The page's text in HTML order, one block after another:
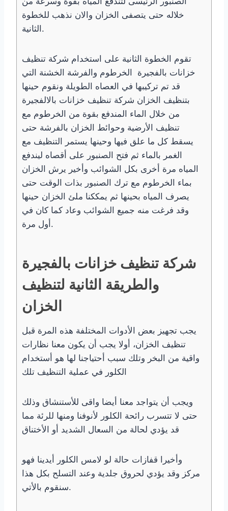
خلاله حتى يتصفى الخزان والان نذهب للخطوة
الثانية.
تقوم الخطوة الثانية على استخدام شركة تنظيف
خزانات بالفجيرة الخرطوم والفرشة الخشنة التي
قد تم تركيبها في العصاه الطويلة ونقوم حينها
بتنظيف الخزان شركة تنظيف خزانات بالالفجيرة
من خلال الماء المندفع بقوة من الخرطوم مع
تنظيف الأرضية وحوائط الخزان بالفرشة حتى
يسقط كل ما علق فيها وحينها يستمر التنظيف مع
الغمر بالماء ثم فتح الصنبور على أقصاه ليندفع
المياه مرة أخرى بكل الشوائب وأخير يرش الخزان
بماء الخرطوم مع ترك الصنبور بذات الوقت حتى
يصرف المياه بحينها ثم يمككنا ملئ الخزان حينها
وقد فرغت منه جميع الشوائب وعاد كما كان في
أول مرة.
شركة تنظيف خزانات بالفجيرة
والطريقة الثانية لتنظيف
الخزان
يجب تجهيز بعض الأدوات المختلفة هذه المرة قبل
تنظيف الخزان، أولا يجب أن يكون معنا نظارات
واقية من البخر وتلك سبب أحتياجنا لها هو أستخدام
الكلور في عملية التنظيف تلك
ويجب أن يتواجد معنا أيضا واقى للأستنشاق وذلك
حتى لا تتسرب رائحة الكلور لأنوفنا ومنها للرئة مما
قد يؤدي لحالة من السعال الشديد أو الأختناق
وأخيرا قفازات حالة لو لامس الكلور أيدينا فهو
مركز وقد يؤدي لحروق جلدية وعند التسلح بكل هذا
سنقوم بالأتي.